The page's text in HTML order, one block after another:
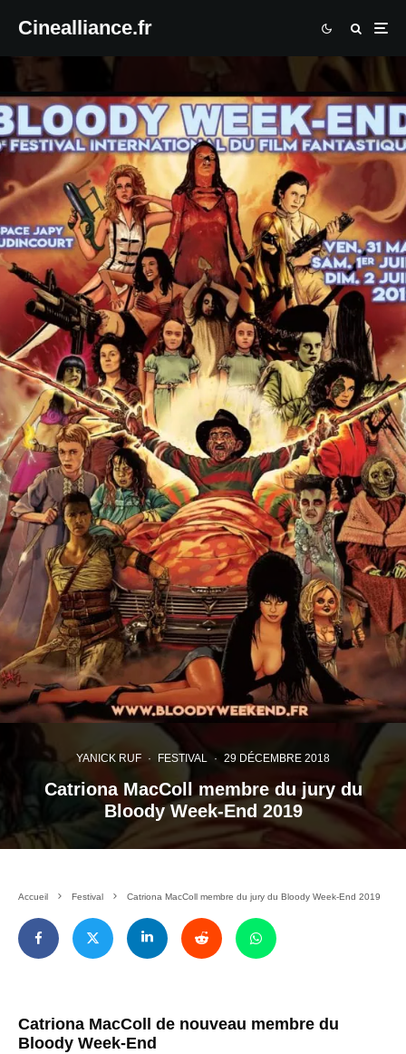
Cinealliance.fr
YANICK RUF · FESTIVAL · 29 DÉCEMBRE 2018
Catriona MacColl membre du jury du
Bloody Week-End 2019
Accueil Festival Catriona MacColl membre du jury du Bloody Week-End 2019
Catriona MacColl de nouveau membre du
Bloody Week-End